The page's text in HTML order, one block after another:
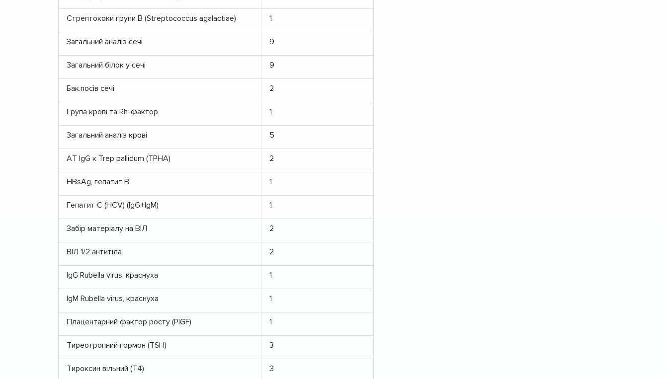
Стрептококи групи В (Streptococcus agalactiae) 1
Загальний аналіз сечі 9
Загальний білок у сечі 9
Бак.посів сечі 2
Група крові та Rh-фактор 1
Загальний аналіз крові 5
АТ IgG к Trep pallidum (ТРНА) 2
HBsAg, гепатит В 1
Гепатит С (HCV) (IgG+IgM) 1
Забір матеріалу на ВІЛ 2
ВІЛ 1/2 антитіла 2
IgG Rubella virus, краснуха 1
IgM Rubella virus, краснуха 1
Плацентарний фактор росту (PlGF) 1
Тиреотропний гормон (TSH) 3
Тироксин вільний (T4) 3